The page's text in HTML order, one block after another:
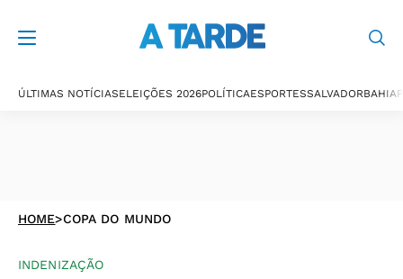
ÚLTIMAS NOTÍCIASELEIÇÕES 2026POLÍTICAESPORTESSALVADORBAHIA
HOME>COPA DO MUNDO
INDENIZAÇÃO